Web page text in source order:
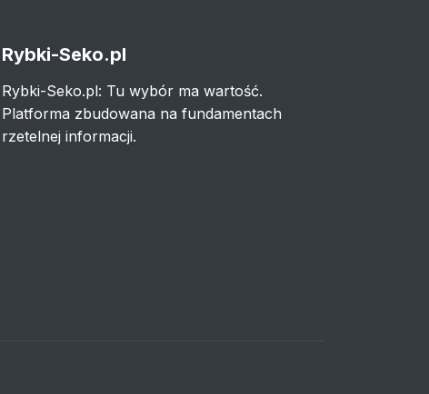
Rybki-Seko.pl
Rybki-Seko.pl: Tu wybór ma wartość.
Platforma zbudowana na fundamentach
rzetelnej informacji.